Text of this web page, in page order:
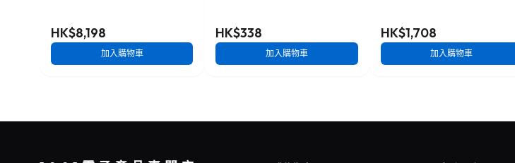
HK$8,198
加入購物車
HK$338
加入購物車
HK$1,708
加入購物車